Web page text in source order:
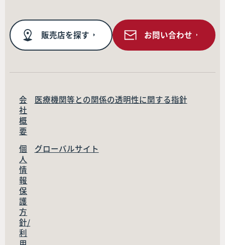
販売店を探す お問い合わせ
会
社
概
要
医療機関等との関係の透明性に関する指針
個
人
情
報
保
護
方
針/
利
グローバルサイト